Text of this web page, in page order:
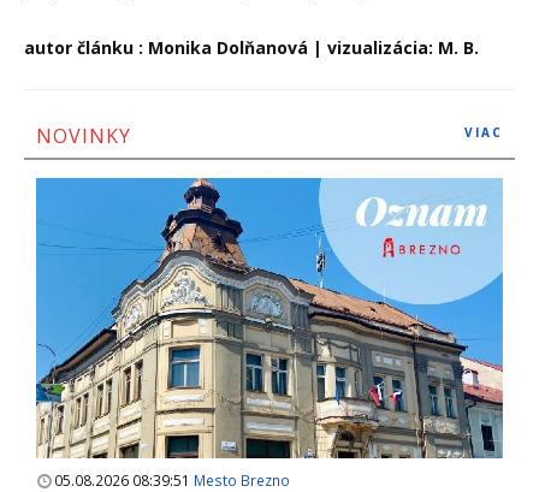
autor článku : Monika Dolňanová | vizualizácia: M. B.
NOVINKY VIAC
05.08.2026 08:39:51 Mesto Brezno